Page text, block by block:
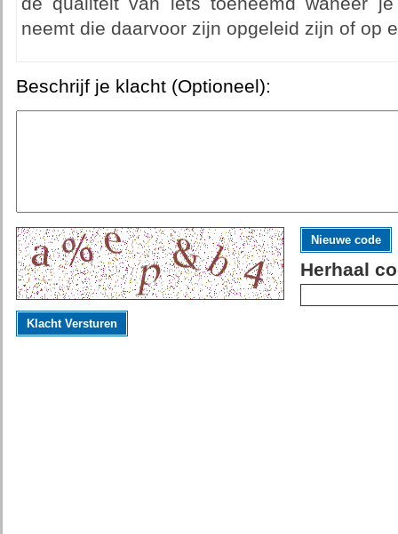
neemt die daarvoor zijn opgeleid zijn of op
Beschrijf je klacht (Optioneel):
Nieuwe code
Herhaal
Klacht Versturen